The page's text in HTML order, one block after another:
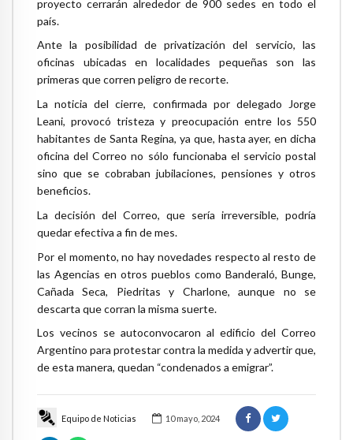
Equipo de Noticias 10 mayo, 2024
proyecto cerrarán alrededor de 900 sedes en todo el
país.
Ante la posibilidad de privatización del servicio, las
oficinas ubicadas en localidades pequeñas son las
primeras que corren peligro de recorte.
La noticia del cierre, confirmada por delegado Jorge
Leani, provocó tristeza y preocupación entre los 550
habitantes de Santa Regina, ya que, hasta ayer, en dicha
oficina del Correo no sólo funcionaba el servicio postal
sino que se cobraban jubilaciones, pensiones y otros
beneficios.
La decisión del Correo, que sería irreversible, podría
quedar efectiva a fin de mes.
Por el momento, no hay novedades respecto al resto de
las Agencias en otros pueblos como Banderaló, Bunge,
Cañada Seca, Piedritas y Charlone, aunque no se
descarta que corran la misma suerte.
Los vecinos se autoconvocaron al edificio del Correo
Argentino para protestar contra la medida y advertir que,
de esta manera, quedan “condenados a emigrar”.